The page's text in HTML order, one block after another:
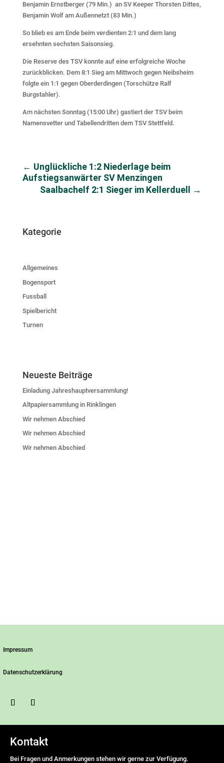
Benjamin Ernstberger (79 Min.) an SV Keeper Thorsten Dittes,
Benjamin Wolf am Außennetzt (83 Min.)
So blieb es am Ende beim verdienten 2:1 und dem lang
ersehnten sechsten Saisonsieg.
Die Reserve des TSV konnte auf eine erfolgreiche Woche
zurückblicken. Dem 8:1 Sieg am Mittwoch gegen Neibsheim
folgte ein 1:1 gegen Oberderdingen (Torschütze Ralf
Burgstahler).
Am nächsten Sonntag (15:00 Uhr) gastiert der TSV beim
Namensvetter und Tabellendritten dem TSV Stettfeld.
← Unglückliche 1:2 Niederlage beim
Aufstiegsanwärter SV Menzingen
Saalbachelf 2:1 Sieger im Kellerduell
→
Kategorie
Allgemeines
Bogensport
Fussball
Spielbericht
Turnen
Neueste Beiträge
Einladung Jahreshauptversammlung!
Altpapiersammlung in Rinklingen
Wir nehmen Abschied
Wir nehmen Abschied
Wir nehmen Abschied
Impressum
Datenschutzerklärung
Kontakt
Bei Fragen und Anmerkungen stehen wir gerne zur Verfügung.